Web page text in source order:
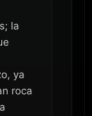
la
ya
roca